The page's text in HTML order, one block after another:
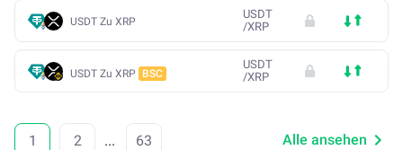
USDT Zu XRP
USDT
/XRP
USDT Zu XRP BSC
USDT
/XRP
1 2 ... 63 Alle ansehen